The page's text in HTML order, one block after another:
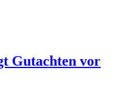
Gutachten vor